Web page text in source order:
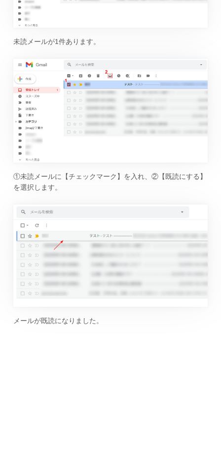
未読メールが1件あります。
①未読メールに【チェックマーク】を入れ、②【既読にする】
を選択します。
メールが既読になりました。